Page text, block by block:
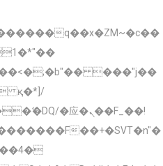
q��x�ZM~�c��
���"j��
��+�SVT�n"�